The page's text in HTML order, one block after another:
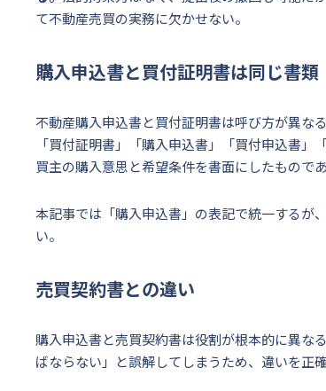
て不動産売買の実務に欠かせない。
購入申込書と買付証明書は同じ書類
不動産購入申込書と買付証明書は呼び方が異な
「買付証明書」「購入申込書」「買付申込書
買主の購入意思と希望条件を書面にしたものであ
本記事では「購入申込書」の表記で統一するが
い。
売買契約書との違い
購入申込書と売買契約書は役割が根本的に異な
ばならない」と誤解してしまうため、違いを正